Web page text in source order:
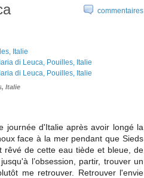
commentaires
Italie
journée d'Italie après avoir longé la
face à la mer pendant que Sieds
rêvé de cette eau tiède et bleue, de
l’obsession, partir, trouver un
me retrouver. Retrouver l'envie